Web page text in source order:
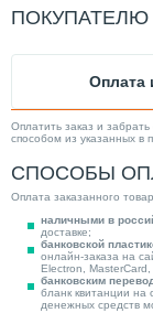
Диаметр
Механизм насоса
Максимальная
Тип выключателя
Защита сухого хода
Производитель
ПОКУПАТЕЛЮ
Оплата
Оплатить заказ и
способом из указанных в
СПОСОБЫ
Оплата заказанного
наличными в
доставке;
банковской
онлайн-заказа на
Electron, MasterCard,
банковским
бланк квитанции на
денежных средств